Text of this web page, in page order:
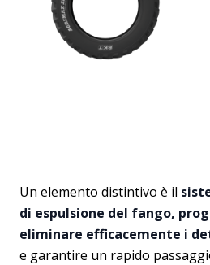
Un elemento distintivo è il
di espulsione del fango,
eliminare efficacemente i
e garantire un rapido